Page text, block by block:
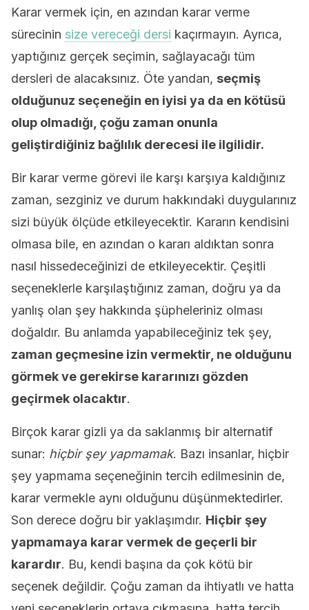
Karar vermek için, en azından karar verme
sürecinin size vereceği dersi kaçırmayın. Ayrıca,
yaptığınız gerçek seçimin, sağlayacağı tüm
dersleri de alacaksınız. Öte yandan, seçmiş
olduğunuz seçeneğin en iyisi ya da en kötüsü
olup olmadığı, çoğu zaman onunla
geliştirdiğiniz bağlılık derecesi ile ilgilidir.
Bir karar verme görevi ile karşı karşıya kaldığınız
zaman, sezginiz ve durum hakkındaki duygularınız
sizi büyük ölçüde etkileyecektir. Kararın kendisini
olmasa bile, en azından o kararı aldıktan sonra
nasıl hissedeceğinizi de etkileyecektir. Çeşitli
seçeneklerle karşılaştığınız zaman, doğru ya da
yanlış olan şey hakkında şüpheleriniz olması
doğaldır. Bu anlamda yapabileceğiniz tek şey,
zaman geçmesine izin vermektir, ne olduğunu
görmek ve gerekirse kararınızı gözden
geçirmek olacaktır.
Birçok karar gizli ya da saklanmış bir alternatif
sunar: hiçbir şey yapmamak. Bazı insanlar, hiçbir
şey yapmama seçeneğinin tercih edilmesinin de,
karar vermekle aynı olduğunu düşünmektedirler.
Son derece doğru bir yaklaşımdır. Hiçbir şey
yapmamaya karar vermek de geçerli bir
karardır. Bu, kendi başına da çok kötü bir
seçenek değildir. Çoğu zaman da ihtiyatlı ve hatta